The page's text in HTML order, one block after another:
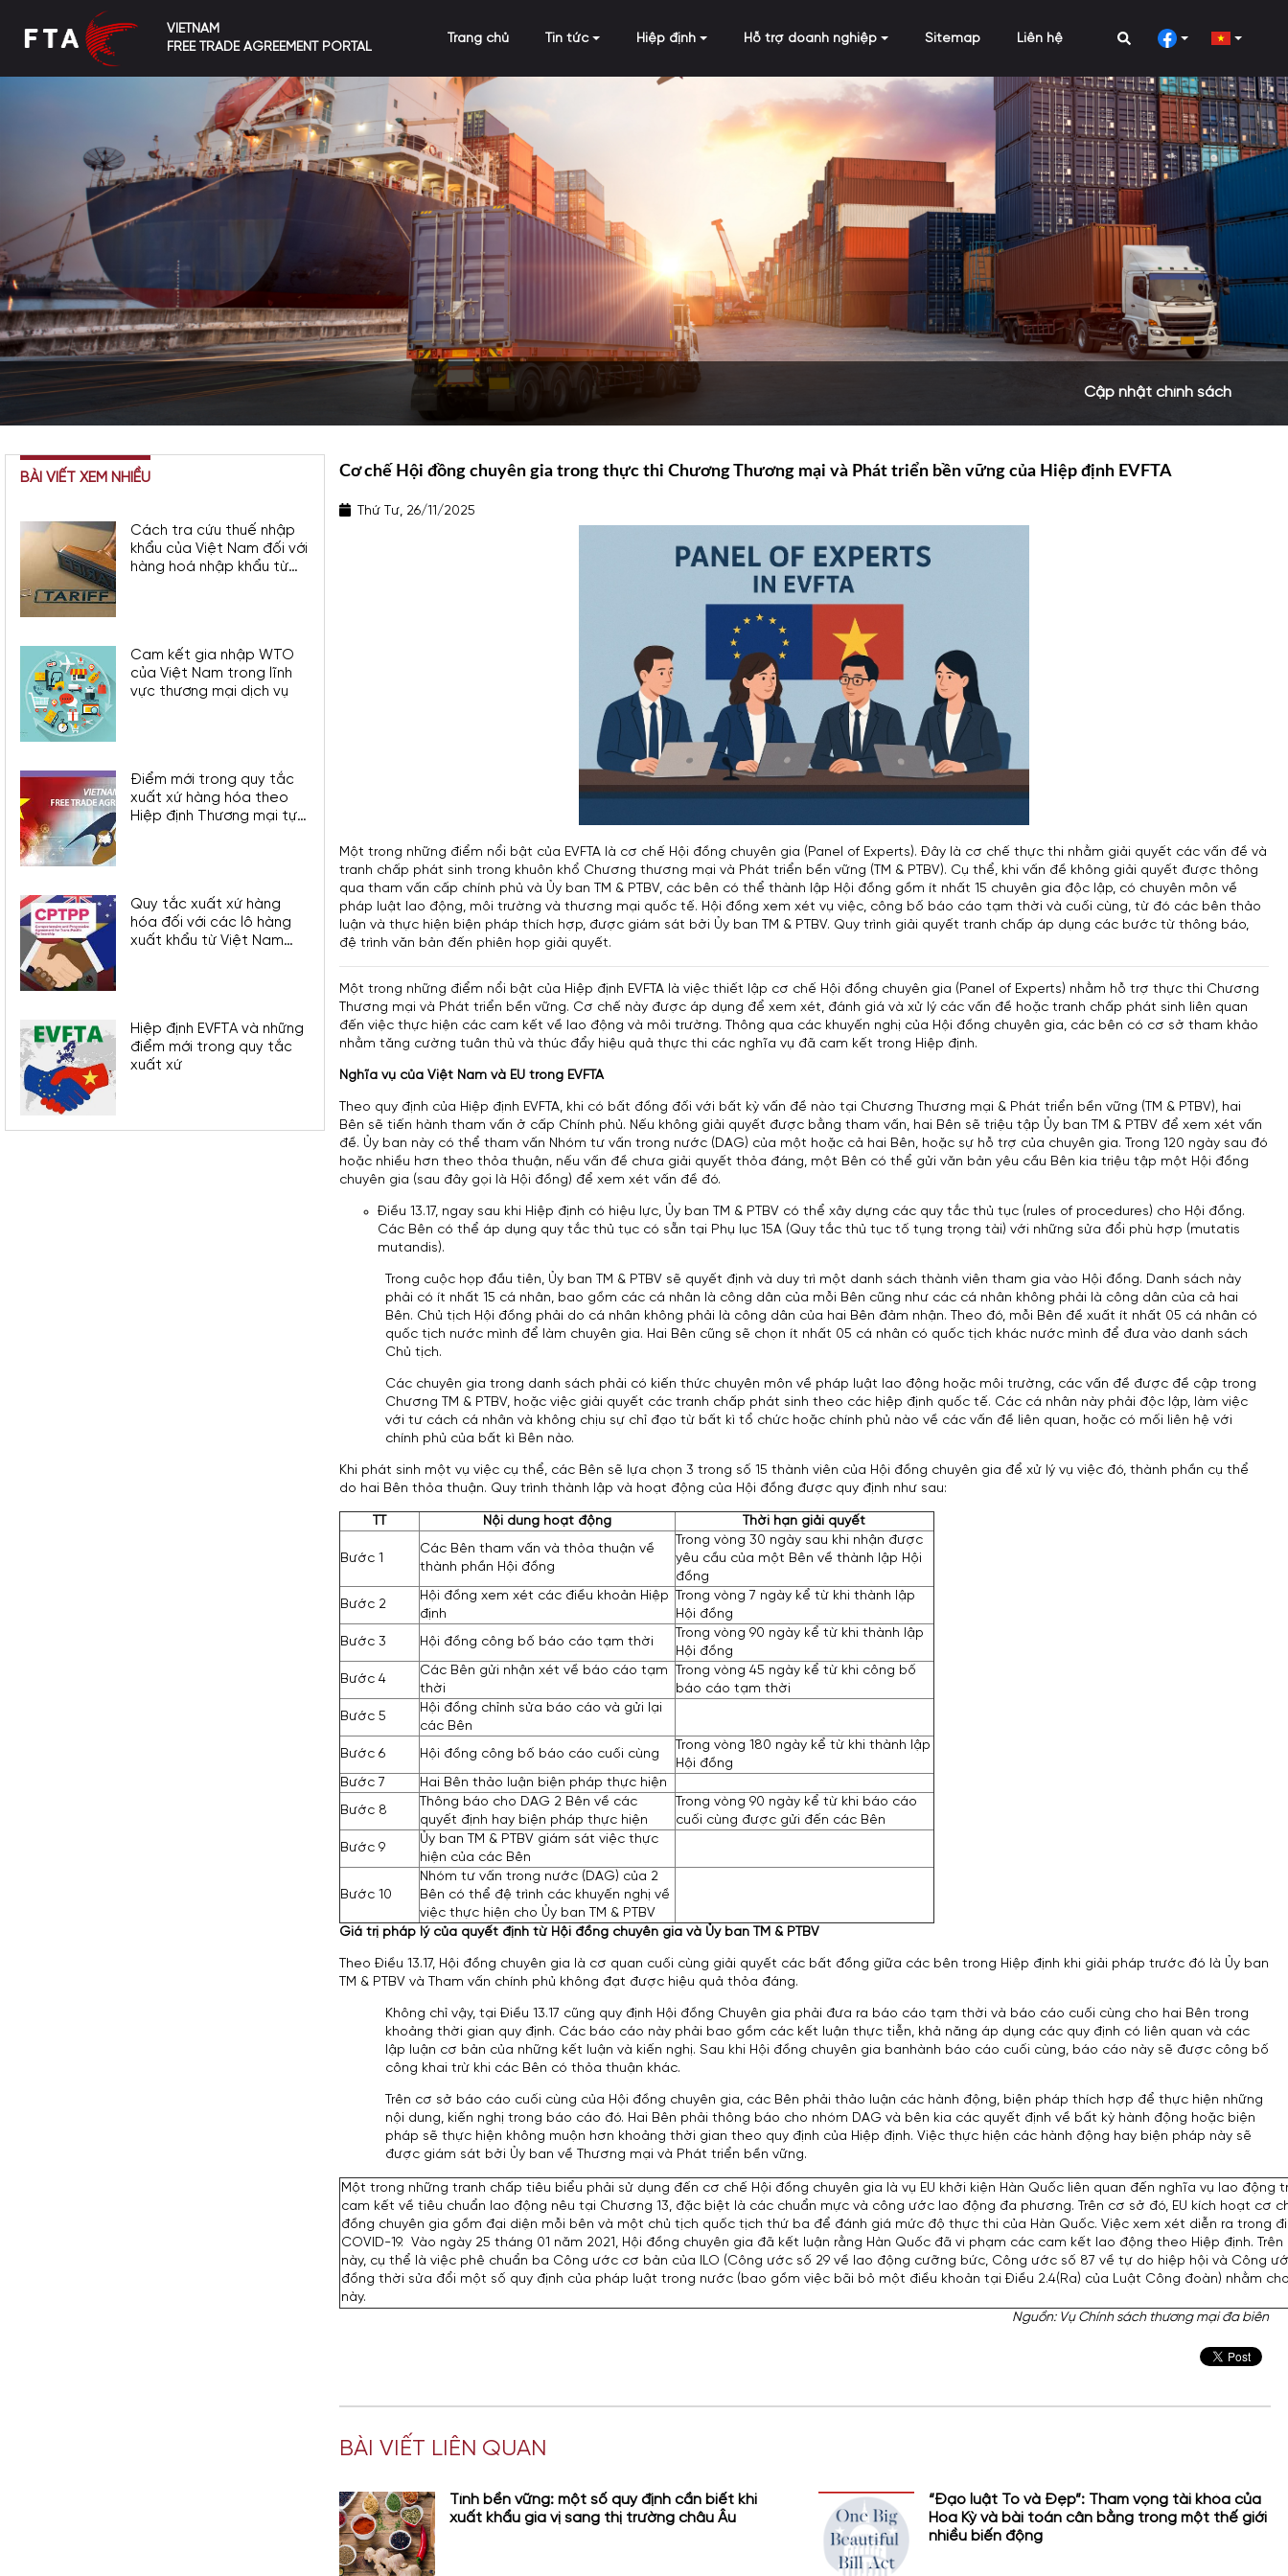
VIETNAM
FREE TRADE AGREEMENT PORTAL
Trang chủ Tin tức Hiệp định Hỗ trợ doanh nghiệp Sitemap Liên hệ
Cập nhật chính sách
BÀI VIẾT XEM NHIỀU
Cách tra cứu thuế nhập
khẩu của Việt Nam đối với
hàng hoá nhập khẩu từ
Cam kết gia nhập WTO
của Việt Nam trong lĩnh
vực thương mại dịch vụ
Điểm mới trong quy tắc
xuất xứ hàng hóa theo
Hiệp định Thương mại tự
Quy tắc xuất xứ hàng
hóa đối với các lô hàng
xuất khẩu từ Việt Nam
Hiệp định EVFTA và những
điểm mới trong quy tắc
xuất xứ
Cơ chế Hội đồng chuyên gia trong thực thi Chương Thương mại và Phát triển bền vững của Hiệp định EVFTA
Thứ Tư, 26/11/2025
Một trong những điểm nổi bật của EVFTA là cơ chế Hội đồng chuyên gia (Panel of Experts). Đây là cơ chế thực thi nhằm giải quyết các vấn đề và
tranh chấp phát sinh trong khuôn khổ Chương thương mại và Phát triển bền vững (TM & PTBV). Cụ thể, khi vấn đề không giải quyết được thông
qua tham vấn cấp chính phủ và Ủy ban TM & PTBV, các bên có thể thành lập Hội đồng gồm ít nhất 15 chuyên gia độc lập, có chuyên môn về
pháp luật lao động, môi trường và thương mại quốc tế. Hội đồng xem xét vụ việc, công bố báo cáo tạm thời và cuối cùng, từ đó các bên thảo
luận và thực hiện biện pháp thích hợp, được giám sát bởi Ủy ban TM & PTBV. Quy trình giải quyết tranh chấp áp dụng các bước từ thông báo,
đệ trình văn bản đến phiên họp giải quyết.
Một trong những điểm nổi bật của Hiệp định EVFTA là việc thiết lập cơ chế Hội đồng chuyên gia (Panel of Experts) nhằm hỗ trợ thực thi Chương
Thương mại và Phát triển bền vững. Cơ chế này được áp dụng để xem xét, đánh giá và xử lý các vấn đề hoặc tranh chấp phát sinh liên quan
đến việc thực hiện các cam kết về lao động và môi trường. Thông qua các khuyến nghị của Hội đồng chuyên gia, các bên có cơ sở tham khảo
nhằm tăng cường tuân thủ và thúc đẩy hiệu quả thực thi các nghĩa vụ đã cam kết trong Hiệp định.
Nghĩa vụ của Việt Nam và EU trong EVFTA
Theo quy định của Hiệp định EVFTA, khi có bất đồng đối với bất kỳ vấn đề nào tại Chương Thương mại & Phát triển bền vững (TM & PTBV), hai
Bên sẽ tiến hành tham vấn ở cấp Chính phủ. Nếu không giải quyết được bằng tham vấn, hai Bên sẽ triệu tập Ủy ban TM & PTBV để xem xét vấn
đề. Ủy ban này có thể tham vấn Nhóm tư vấn trong nước (DAG) của một hoặc cả hai Bên, hoặc sự hỗ trợ của chuyên gia. Trong 120 ngày sau đó
hoặc nhiều hơn theo thỏa thuận, nếu vấn đề chưa giải quyết thỏa đáng, một Bên có thể gửi văn bản yêu cầu Bên kia triệu tập một Hội đồng
chuyên gia (sau đây gọi là Hội đồng) để xem xét vấn đề đó.
Điều 13.17, ngay sau khi Hiệp định có hiệu lực, Ủy ban TM & PTBV có thể xây dựng các quy tắc thủ tục (rules of procedures) cho Hội đồng.
Các Bên có thể áp dụng quy tắc thủ tục có sẵn tại Phụ lục 15A (Quy tắc thủ tục tố tụng trọng tài) với những sửa đổi phù hợp (mutatis
mutandis).
Trong cuộc họp đầu tiên, Ủy ban TM & PTBV sẽ quyết định và duy trì một danh sách thành viên tham gia vào Hội đồng. Danh sách này
phải có ít nhất 15 cá nhân, bao gồm các cá nhân là công dân của mỗi Bên cũng như các cá nhân không phải là công dân của cả hai
Bên. Chủ tịch Hội đồng phải do cá nhân không phải là công dân của hai Bên đảm nhận. Theo đó, mỗi Bên đề xuất ít nhất 05 cá nhân có
quốc tịch nước mình để làm chuyên gia. Hai Bên cũng sẽ chọn ít nhất 05 cá nhân có quốc tịch khác nước mình để đưa vào danh sách
Chủ tịch.
Các chuyên gia trong danh sách phải có kiến thức chuyên môn về pháp luật lao động hoặc môi trường, các vấn đề được đề cập trong
Chương TM & PTBV, hoặc việc giải quyết các tranh chấp phát sinh theo các hiệp định quốc tế. Các cá nhân này phải độc lập, làm việc
với tư cách cá nhân và không chịu sự chỉ đạo từ bất kì tổ chức hoặc chính phủ nào về các vấn đề liên quan, hoặc có mối liên hệ với
chính phủ của bất kì Bên nào.
Khi phát sinh một vụ việc cụ thể, các Bên sẽ lựa chọn 3 trong số 15 thành viên của Hội đồng chuyên gia để xử lý vụ việc đó, thành phần cụ thể
do hai Bên thỏa thuận. Quy trình thành lập và hoạt động của Hội đồng được quy định như sau:
Nội dung hoạt động Thời hạn giải quyết
Bước 1
Các Bên tham vấn và thỏa thuận về
thành phần Hội đồng
Trong vòng 30 ngày sau khi nhận được
yêu cầu của một Bên về thành lập Hội
đồng
Bước 2
Hội đồng xem xét các điều khoản Hiệp
định
Trong vòng 7 ngày kể từ khi thành lập
Hội đồng
Bước 3 Hội đồng công bố báo cáo tạm thời
Trong vòng 90 ngày kể từ khi thành lập
Hội đồng
Bước 4
Các Bên gửi nhận xét về báo cáo tạm
thời
Trong vòng 45 ngày kể từ khi công bố
báo cáo tạm thời
Bước 5
Hội đồng chỉnh sửa báo cáo và gửi lại
các Bên
Bước 6 Hội đồng công bố báo cáo cuối cùng
Trong vòng 180 ngày kể từ khi thành lập
Hội đồng
Bước 7
Hai Bên thảo luận biện pháp thực hiện
Bước 8
Thông báo cho DAG 2 Bên về các
quyết định hay biện pháp thực hiện
Trong vòng 90 ngày kể từ khi báo cáo
cuối cùng được gửi đến các Bên
Bước 9
Ủy ban TM & PTBV giám sát việc thực
hiện của các Bên
Bước 10
Nhóm tư vấn trong nước (DAG) của 2
Bên có thể đệ trình các khuyến nghị về
việc thực hiện cho Ủy ban TM & PTBV
Giá trị pháp lý của quyết định từ Hội đồng chuyên gia và Ủy ban
TM & PTBV
Theo Điều 13.17, Hội đồng chuyên gia là cơ quan cuối cùng giải quyết các bất đồng giữa các bên trong Hiệp định khi giải pháp trước đó là Ủy ban
TM & PTBV và Tham vấn chính phủ không đạt được hiệu quả thỏa đáng.
Không chỉ vậy, tại Điều 13.17 cũng quy định Hội đồng Chuyên gia phải đưa ra báo cáo tạm thời và báo cáo cuối cùng cho hai Bên trong
khoảng thời gian quy định. Các báo cáo này phải bao gồm các kết luận thực tiễn, khả năng áp dụng các quy định có liên quan và các
lập luận cơ bản của những kết luận và kiến nghị. Sau khi Hội đồng chuyên gia banhành báo cáo cuối cùng, báo cáo này sẽ được công bố
công khai trừ khi các Bên có thỏa thuận khác.
Trên cơ sở báo cáo cuối cùng của Hội đồng chuyên gia, các Bên phải thảo luận các hành động, biện pháp thích hợp để thực hiện những
nội dung, kiến nghị trong báo cáo đó. Hai Bên phải thông báo cho nhóm DAG và bên kia các quyết định về bất kỳ hành động hoặc biện
pháp sẽ thực hiện không muộn hơn khoảng thời gian theo quy định của Hiệp định. Việc thực hiện các hành động hay biện pháp này sẽ
được giám sát bởi Ủy ban về Thương mại và Phát triển bền vững.
Một trong những tranh chấp tiêu biểu phải sử dụng đến cơ chế Hội đồng chuyên gia là vụ EU khởi kiện Hàn Quốc liên quan đến nghĩa vụ lao động
cam kết về tiêu chuẩn lao động nêu tại Chương 13, đặc biệt là các chuẩn mực và công ước lao động đa phương. Trên cơ sở đó, EU kích hoạt cơ
đồng chuyên gia gồm đại diện mỗi bên và một chủ tịch quốc tịch thứ ba để đánh giá mức độ thực thi của Hàn Quốc. Việc xem xét diễn ra trong
COVID-19. Vào ngày 25 tháng 01 năm 2021, Hội đồng chuyên gia đã kết luận rằng Hàn Quốc đã vi phạm các cam kết lao động theo Hiệp định.
này, cụ thể là việc phê chuẩn ba Công ước cơ bản của ILO (Công ước số 29 về lao động cưỡng bức, Công ước số 87 về tự do hiệp hội và Công
đồng thời sửa đổi một số quy định của pháp luật trong nước (bao gồm việc bãi bỏ một điều khoản tại Điều 2.4(Ra) của Luật Công đoàn) nhằm
này.
Nguồn: Vụ Chính sách thương mại đa biên
BÀI VIẾT LIÊN QUAN
Tính bền vững: một số quy định cần biết khi
xuất khẩu gia vị sang thị trường châu Âu
“Đạo luật To và Đẹp”: Tham vọng tài khóa của
Hoa Kỳ và bài toán cân bằng trong một thế giới
nhiều biến động